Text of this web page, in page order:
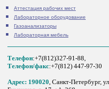
Аттестация рабочих мест
Лабораторное оборудование
Газоанализаторы
Лабораторная мебель
Телефон:+7(812)327-91-88,
Tелефон/факс:+7(812) 447-97-30
Адрес: 190020, Санкт-Петербург,